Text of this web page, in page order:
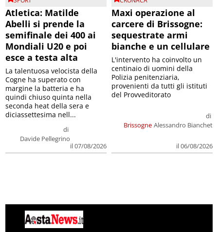
Atletica: Matilde
Abelli si prende la
semifinale dei 400 ai
Mondiali U20 e poi
esce a testa alta
di
Davide Pellegrino
il 07/08/2026
La talentuosa velocista della
Cogne ha superato con
margine la batteria e ha
quindi chiuso quinta nella
seconda heat della sera e
diciassettesima nell...
Maxi operazione al
carcere di Brissogne:
sequestrate armi
bianche e un cellulare
Brissogne
di
Alessandro Bianchet
il 06/08/2026
L'intervento ha coinvolto un
centinaio di uomini della
Polizia penitenziaria,
provenienti da tutti gli istituti
del Provveditorato